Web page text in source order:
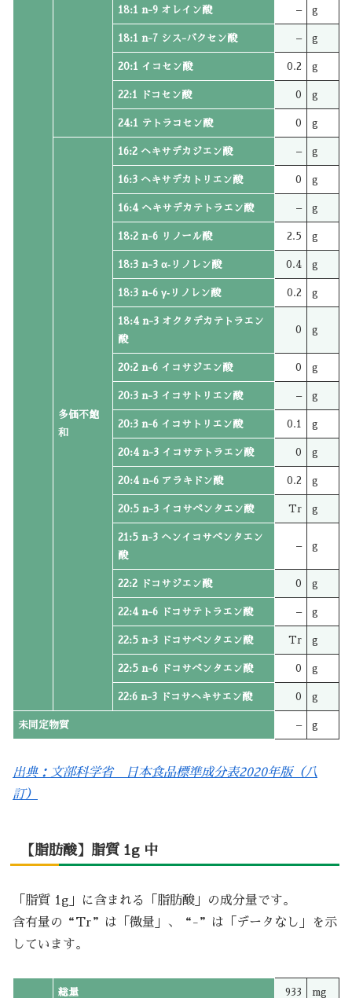
18:1 n-9 オレイン酸 – g
18:1 n-7 シス-バクセン酸 – g
20:1 イコセン酸 0.2 g
22:1 ドコセン酸 0 g
24:1 テトラコセン酸 0 g
多価不飽
和
16:2 ヘキサデカジエン酸 – g
16:3 ヘキサデカトリエン酸 0 g
16:4 ヘキサデカテトラエン酸 – g
18:2 n-6 リノール酸 2.5 g
18:3 n-3 α‐リノレン酸 0.4 g
18:3 n-6 γ‐リノレン酸 0.2 g
18:4 n-3 オクタデカテトラエン
酸
0 g
20:2 n-6 イコサジエン酸 0 g
20:3 n-3 イコサトリエン酸 – g
20:3 n-6 イコサトリエン酸 0.1 g
20:4 n-3 イコサテトラエン酸 0 g
20:4 n-6 アラキドン酸 0.2 g
20:5 n-3 イコサペンタエン酸 Tr g
21:5 n-3 ヘンイコサペンタエン
酸
– g
22:2 ドコサジエン酸 0 g
22:4 n-6 ドコサテトラエン酸 – g
22:5 n-3 ドコサペンタエン酸 Tr g
22:5 n-6 ドコサペンタエン酸 0 g
22:6 n-3 ドコサヘキサエン酸 0 g
未同定物質 – g
出典：文部科学省 日本食品標準成分表2020年版（八
訂）
【脂肪酸】脂質 1g 中
「脂質 1g」に含まれる「脂肪酸」の成分量です。
含有量の“Tr”は「微量」、“-”は「データなし」を示
しています。
総量 933 mg